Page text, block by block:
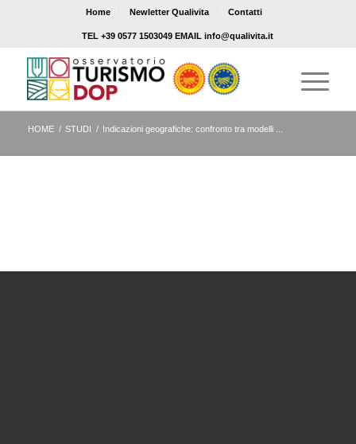
Home Newletter Qualivita Contatti
TEL +39 0577 1503049 EMAIL info@qualivita.it
HOME / STUDI / Indicazioni geografiche: confronto tra modelli ...